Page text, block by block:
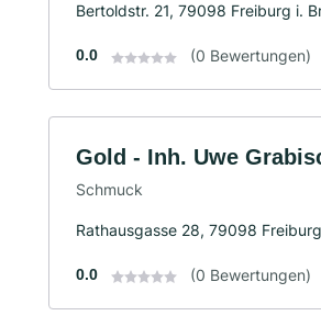
Bertoldstr. 21, 79098 Freiburg i.
0.0 (0 Bewertungen)
Gold - Inh. Uwe
Schmuck
Rathausgasse 28, 79098
0.0 (0 Bewertungen)